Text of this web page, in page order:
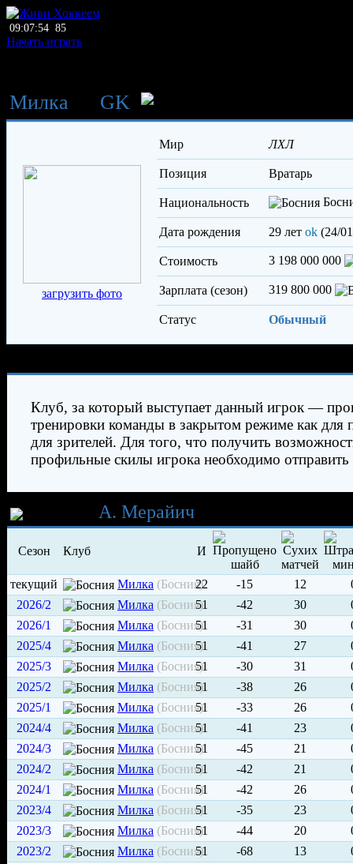
09:07:54 85
Начать играть
Милка GK
загрузить фото
Мир ЛХЛ
Позиция вратарь
Национальность
Дата рождения 29 лет ok (24/
Стоимость 3 198 000 000
Зарплата (сезон) 319 800 000
Статус Обычный
Клуб, за который выступает данный игрок —
тренировки команды в закрытом режиме как для
для зрителей. Для того, что получить
профильные скилы игрока необходимо отправить
А. Мерайич
Сезон Клуб И
текущий Милка (Босния)
22 -15 12
2026/2
Милка (Босния)
51 -42 30
2026/1
Милка (Босния)
51 -31 30
2025/4
Милка (Босния)
51 -41 27
2025/3
Милка (Босния)
51 -30 31
2025/2
Милка (Босния)
51 -38 26
2025/1
Милка (Босния)
51 -33 26
2024/4
Милка (Босния)
51 -41 23
2024/3
Милка (Босния)
51 -45 21
2024/2
Милка (Босния)
51 -42 21
2024/1
Милка (Босния)
51 -42 26
2023/4
Милка (Босния)
51 -35 23
2023/3
Милка (Босния)
51 -44 20
2023/2
Милка (Босния)
51 -68 13